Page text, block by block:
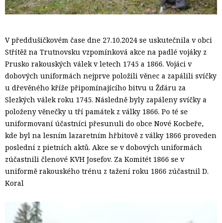
V předdušičkovém čase dne 27.10.2024 se uskutečnila v obci
Střítěž na Trutnovsku vzpomínková akce na padlé vojáky z
Prusko rakouských válek v letech 1745 a 1866. Vojáci v
dobových uniformách nejprve položili věnec a zapálili svíčky
u dřevěného kříže připomínajícího bitvu u Žďáru za
Slezkých válek roku 1745. Následně byly zapáleny svíčky a
položeny věnečky u tří památek z války 1866. Po té se
uniformovaní účastníci přesunuli do obce Nové Kocbeře,
kde byl na lesním lazaretním hřbitově z války 1866 proveden
poslední z pietních aktů. Akce se v dobových uniformách
zúčastnili členové KVH Josefov. Za Komitét 1866 se v
uniformě rakouského trénu z tažení roku 1866 zúčastnil D.
Koral